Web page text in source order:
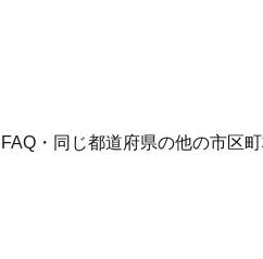
・同じ都道府県の他の市区